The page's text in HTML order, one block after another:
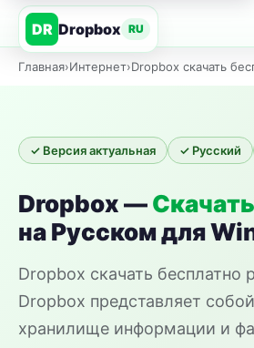
DR Dropbox RU
Главная›Интернет›Dropbox скачать
✓ Версия актуальная ✓ Русский
Dropbox —
на Русском для
Dropbox скачать бесплатно
Dropbox представляет
хранилище информации и